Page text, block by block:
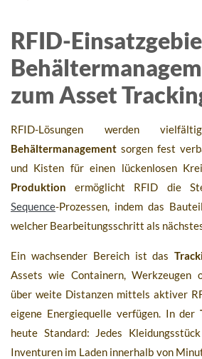
RFID-
zum Asset
RFID-Lösungen werden
Behältermanagement sorgen fest
und Kisten für einen lückenlosen
Produktion ermöglicht RFID die
Sequence-Prozessen, indem das
welcher Bearbeitungsschritt als
Ein wachsender Bereich ist das
Assets wie Containern, Werkzeugen
über weite Distanzen mittels aktiver
eigene Energiequelle verfügen. In der
heute Standard: Jedes
Inventuren im Laden innerhalb von